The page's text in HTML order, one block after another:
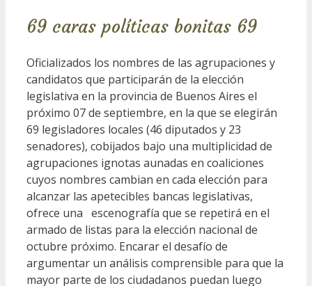
69 caras políticas bonitas 69
Oficializados los nombres de las agrupaciones y
candidatos que participarán de la elección
legislativa en la provincia de Buenos Aires el
próximo 07 de septiembre, en la que se elegirán
69 legisladores locales (46 diputados y 23
senadores), cobijados bajo una multiplicidad de
agrupaciones ignotas aunadas en coaliciones
cuyos nombres cambian en cada elección para
alcanzar las apetecibles bancas legislativas,
ofrece una escenografía que se repetirá en el
armado de listas para la elección nacional de
octubre próximo. Encarar el desafío de
argumentar un análisis comprensible para que la
mayor parte de los ciudadanos puedan luego